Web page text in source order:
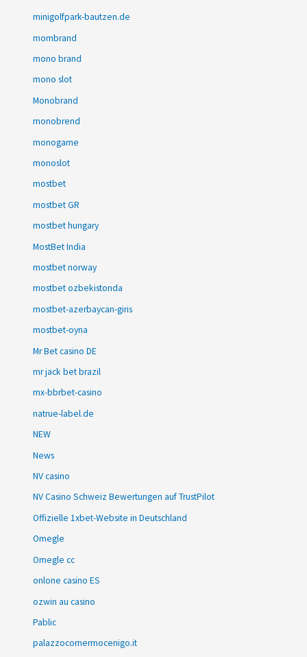
minigolfpark-bautzen.de
mombrand
mono brand
mono slot
Monobrand
monobrend
monogame
monoslot
mostbet
mostbet GR
mostbet hungary
MostBet India
mostbet norway
mostbet ozbekistonda
mostbet-azerbaycan-giris
mostbet-oyna
Mr Bet casino DE
mr jack bet brazil
mx-bbrbet-casino
natrue-label.de
NEW
News
NV casino
NV Casino Schweiz Bewertungen auf TrustPilot
Offizielle 1xbet-Website in Deutschland
Omegle
Omegle cc
onlone casino ES
ozwin au casino
Pablic
palazzocornermocenigo.it